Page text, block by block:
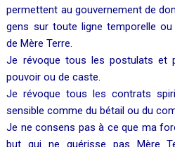
permettent au gouvernement de
gens sur toute ligne temporelle
de Mère Terre.
Je révoque tous les postulats et
pouvoir ou de caste.
Je révoque tous les contrats
sensible comme du bétail ou du
Je ne consens pas à ce que ma
but qui ne guérisse pas Mère